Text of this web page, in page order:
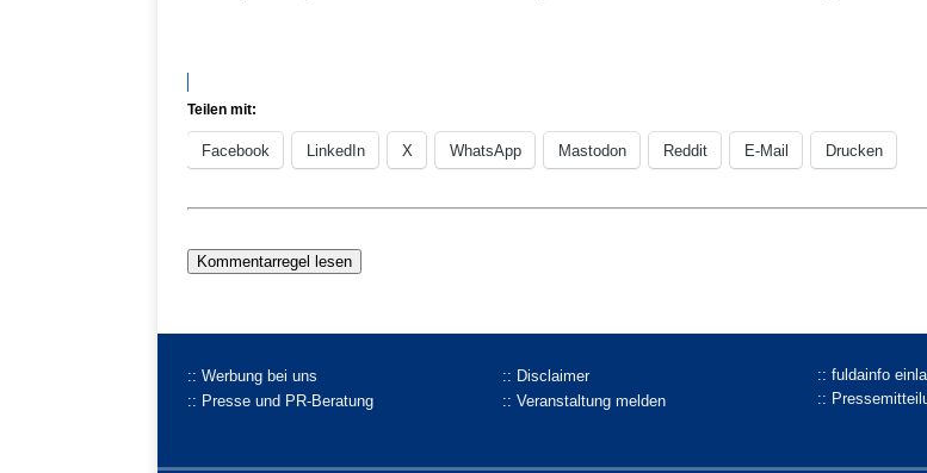
Teilen mit:
Facebook LinkedIn X WhatsApp Mastodon Reddit E-Mail Drucken
Kommentarregel lesen
:: Werbung bei uns
:: Presse und PR-Beratung
:: Disclaimer
:: Veranstaltung melden
:: fuldainfo
::